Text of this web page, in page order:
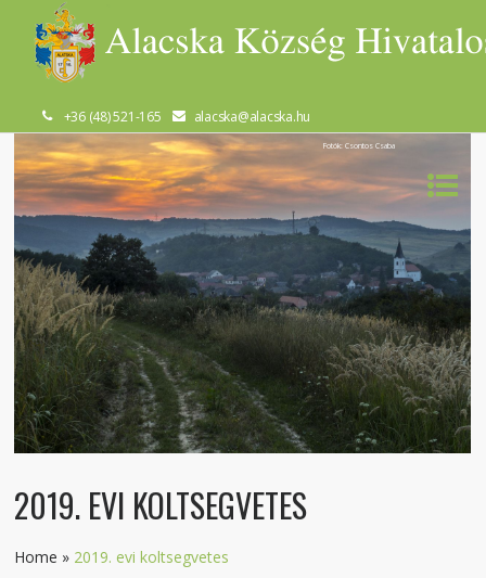
+36 (48) 521-165 alacska@alacska.hu
Fotók: Csontos Csaba
2019. EVI KOLTSEGVETES
Home » 2019. evi koltsegvetes